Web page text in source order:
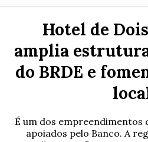
Hotel de
amplia
do BRDE e
É um dos empreendimentos
apoiados pelo Banco. A